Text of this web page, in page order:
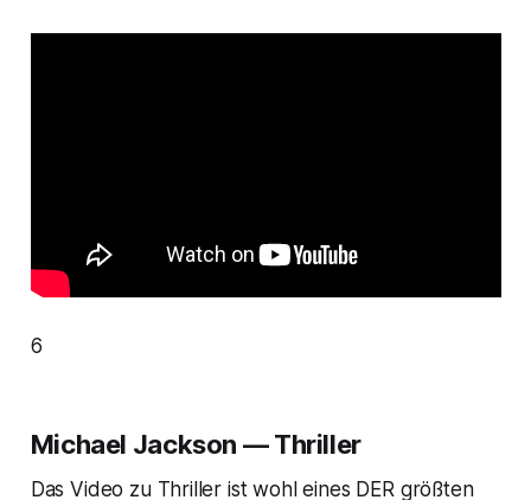
6
Michael Jackson — Thriller
Das Video zu Thriller ist wohl eines DER größten